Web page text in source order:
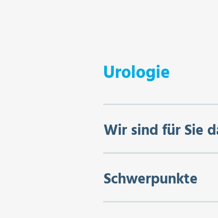
Urologie
Wir sind für Sie
Schwerpunkte